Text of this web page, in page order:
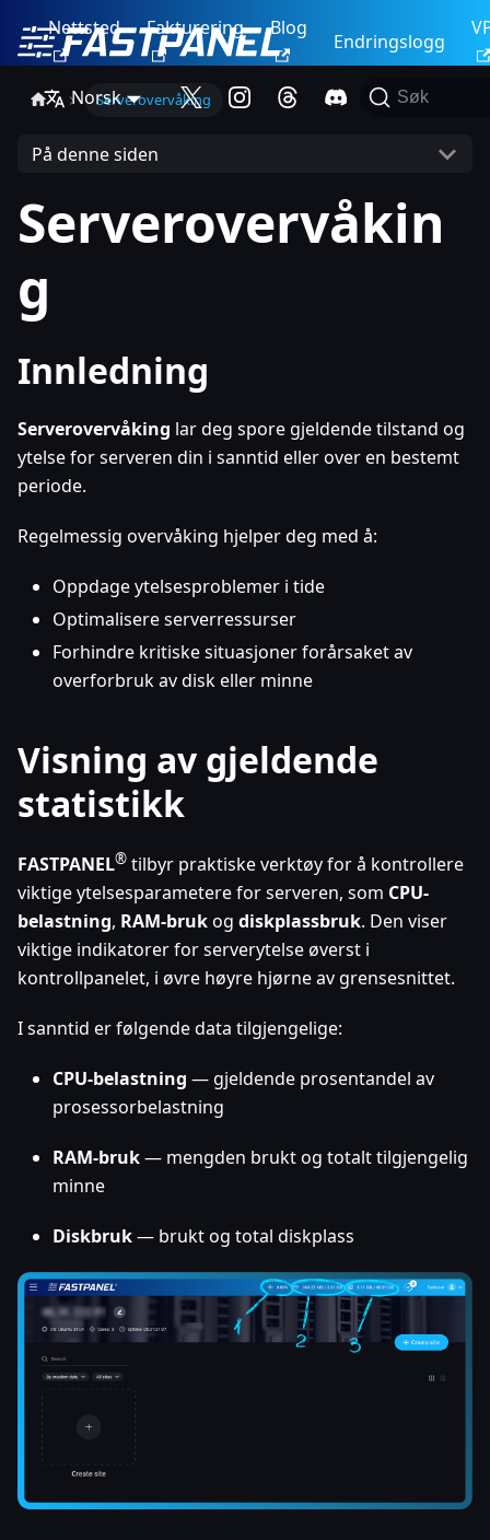
Nettsted Fakturering Blog
Endringslogg
Norsk Søk
Serverovervåking
På denne siden
Serverovervåkin
g
Innledning
Serverovervåking lar deg spore gjeldende tilstand og
ytelse for serveren din i sanntid eller over en bestemt
periode.
Regelmessig overvåking hjelper deg med å:
Oppdage ytelsesproblemer i tide
Optimalisere serverressurser
Forhindre kritiske situasjoner forårsaket av
overforbruk av disk eller minne
Visning av gjeldende
statistikk
FASTPANEL® tilbyr praktiske verktøy for å kontrollere
viktige ytelsesparametere for serveren, som CPU-
belastning, RAM-brukog diskplassbruk. Den viser
viktige indikatorer for serverytelse øverst i
kontrollpanelet, i øvre høyre hjørne av grensesnittet.
I sanntid er følgende data tilgjengelige:
CPU-belastning — gjeldende prosentandel av
prosessorbelastning
RAM-bruk— mengden brukt og totalt tilgjengelig
minne
Diskbruk— brukt og total diskplass